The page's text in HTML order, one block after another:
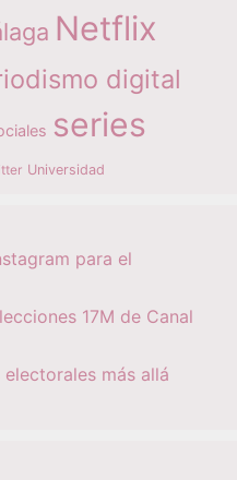
Netflix
digital
series
Universidad
para el
17M de Canal
más allá